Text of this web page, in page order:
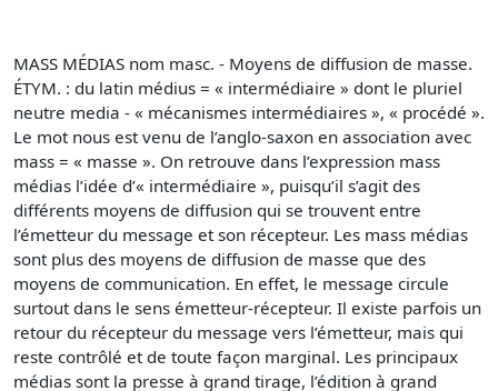
MASS MÉDIAS nom masc. - Moyens de diffusion de masse.
ÉTYM. : du latin médius = « intermédiaire » dont le pluriel
neutre media - « mécanismes intermédiaires », « procédé ».
Le mot nous est venu de l’anglo-saxon en association avec
mass = « masse ». On retrouve dans l’expression mass
médias l’idée d’« intermédiaire », puisqu’il s’agit des
différents moyens de diffusion qui se trouvent entre
l’émetteur du message et son récepteur. Les mass médias
sont plus des moyens de diffusion de masse que des
moyens de communication. En effet, le message circule
surtout dans le sens émetteur-récepteur. Il existe parfois un
retour du récepteur du message vers l’émetteur, mais qui
reste contrôlé et de toute façon marginal. Les principaux
médias sont la presse à grand tirage, l’édition à grand